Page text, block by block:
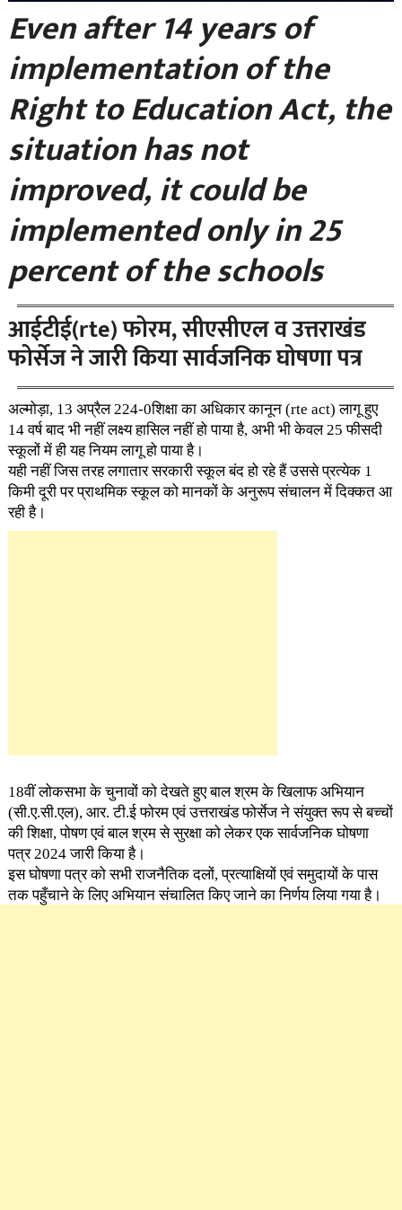
Even after 14 years of
implementation of the
Right to Education Act, the
situation has not
improved, it could be
implemented only in 25
percent of the schools
आईटीई(rte) फोरम, सीएसीएल व उत्तराखंड
फोर्सेज ने जारी किया सार्वजनिक घोषणा पत्र
अल्मोड़ा, 13 अप्रैल 224-0शिक्षा का अधिकार कानून (rte act) लागू हुए
14 वर्ष बाद भी नहीं लक्ष्य हासिल नहीं हो पाया है, अभी भी केवल 25 फीसदी
स्कूलों में ही यह नियम लागू हो पाया है।
यही नहीं जिस तरह लगातार सरकारी स्कूल बंद हो रहे हैं उससे प्रत्येक 1
किमी दूरी पर प्राथमिक स्कूल को मानकों के अनुरूप संचालन में दिक्कत आ
रही है।
18वीं लोकसभा के चुनावों को देखते हुए बाल श्रम के खिलाफ अभियान
(सी.ए.सी.एल), आर. टी.ई फोरम एवं उत्तराखंड फोर्सेज ने संयुक्त रूप से बच्चों
की शिक्षा, पोषण एवं बाल श्रम से सुरक्षा को लेकर एक सार्वजनिक घोषणा
पत्र 2024 जारी किया है।
इस घोषणा पत्र को सभी राजनैतिक दलों, प्रत्याक्षियों एवं समुदायों के पास
तक पहुँचाने के लिए अभियान संचालित किए जाने का निर्णय लिया गया है।